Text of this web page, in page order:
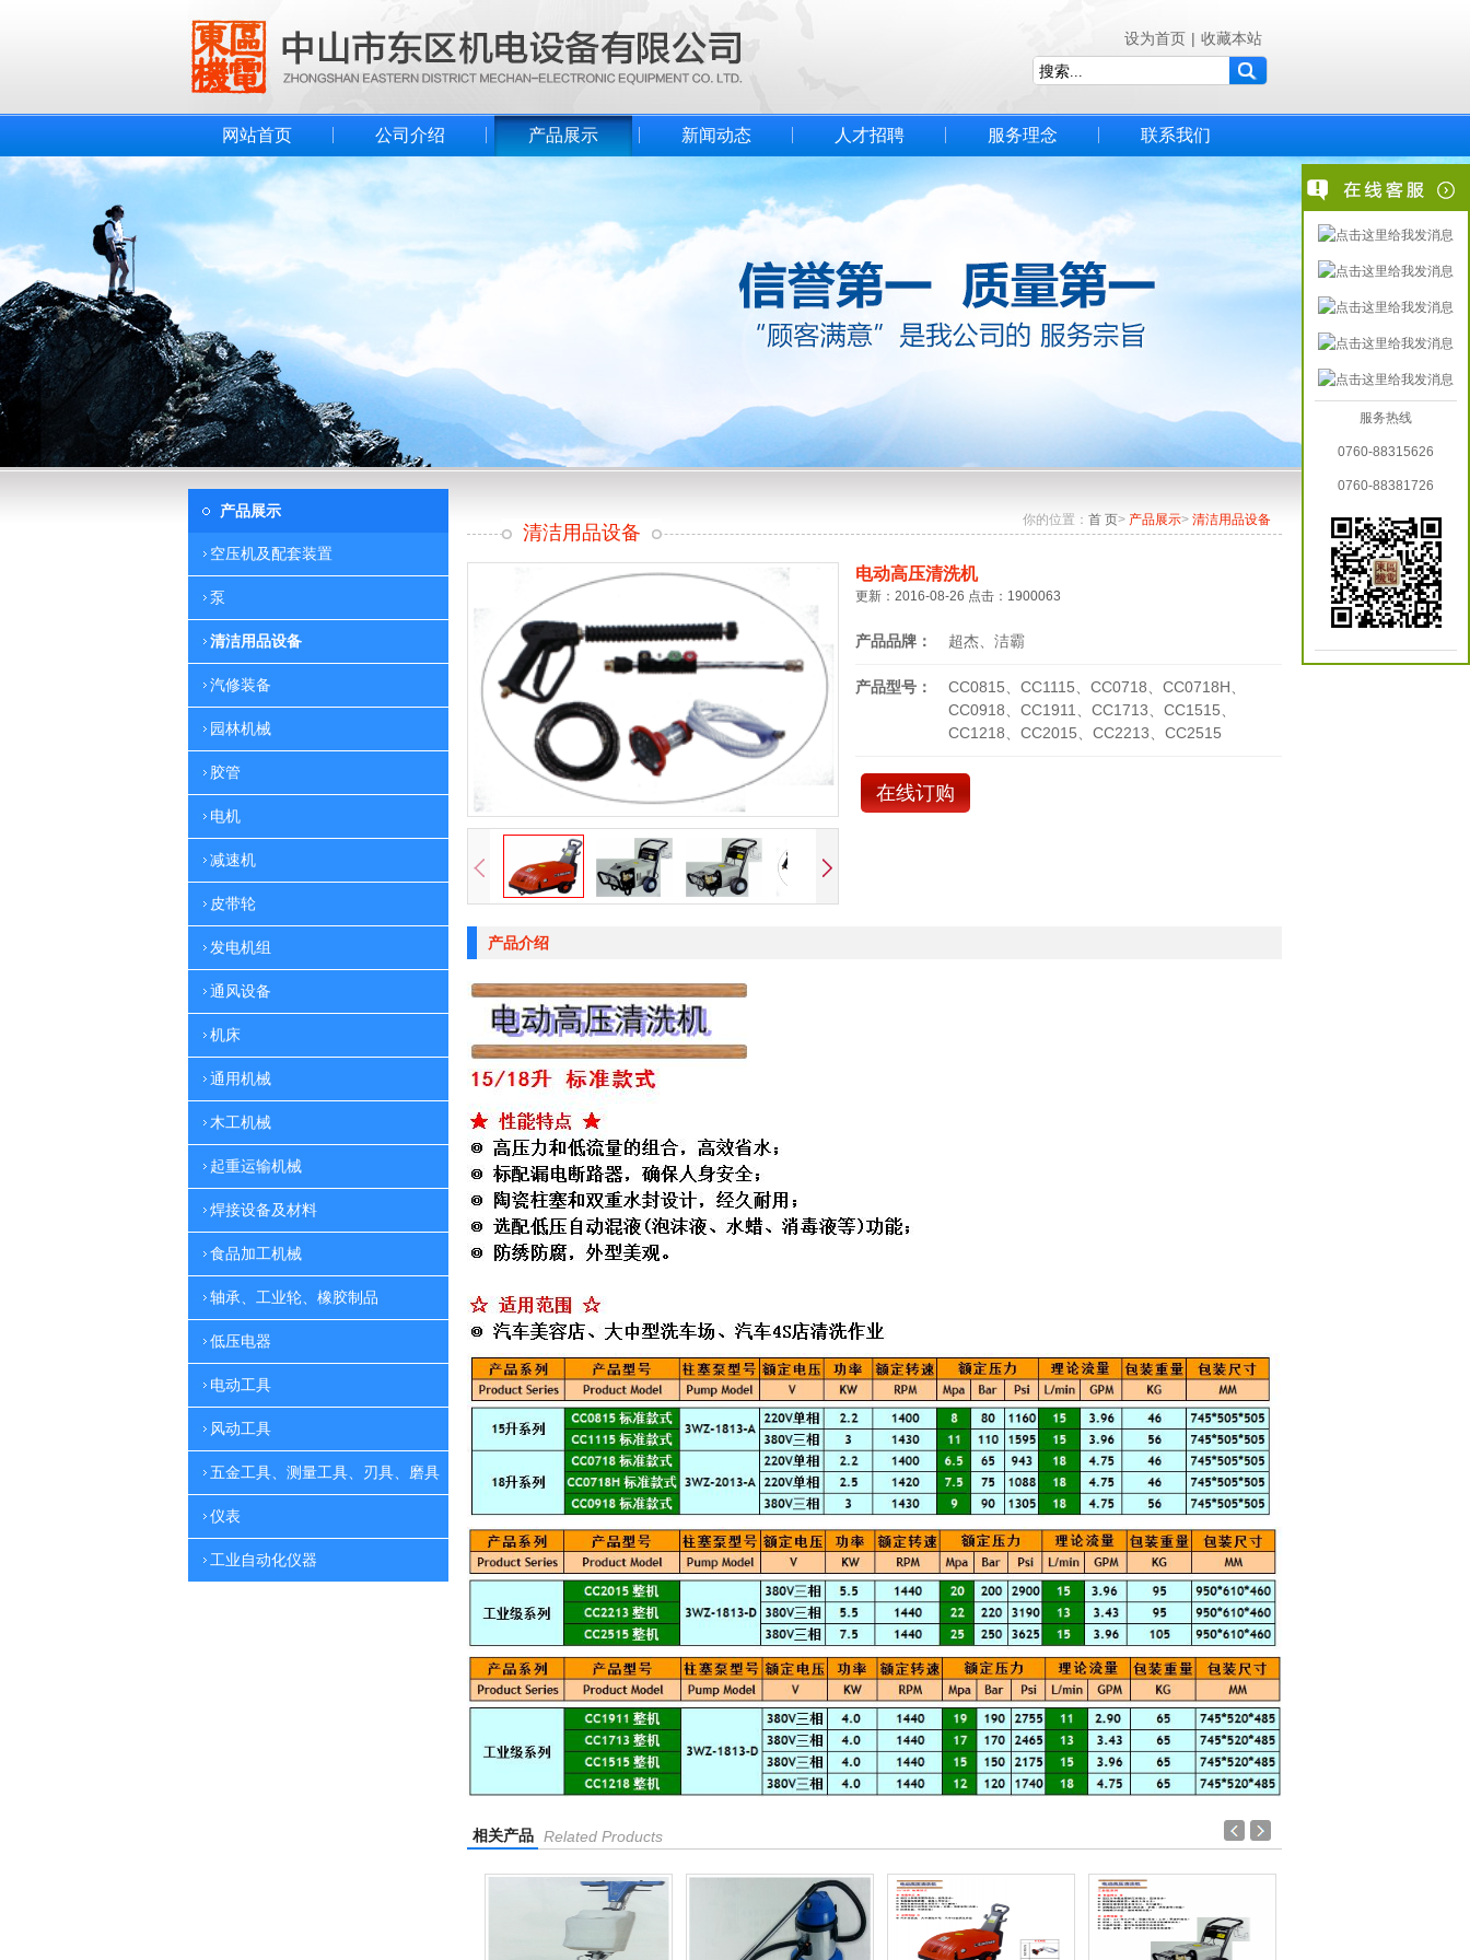
设为首页 | 收藏本站
网站首页 公司介绍 产品展示 新闻动态 人才招聘 服务理念 联系我们
产品展示
空压机及配套装置
泵
清洁用品设备
汽修装备
园林机械
胶管
电机
减速机
皮带轮
发电机组
通风设备
机床
通用机械
木工机械
起重运输机械
焊接设备及材料
食品加工机械
轴承、工业轮、橡胶制品
低压电器
电动工具
风动工具
五金工具、测量工具、刃具、磨具
仪表
工业自动化仪器
你的位置： 首 页> 产品展示> 清洁用品设备
清洁用品设备
电动高压清洗机
更新：2016-08-26 点击：1900063
产品品牌： 超杰、洁霸
产品型号：
CC0815、CC1115、CC0718、CC0718H、
CC0918、CC1911、CC1713、CC1515、
CC1218、CC2015、CC2213、CC2515
在线订购
产品介绍
相关产品 Related Products
服务热线
0760-88315626
0760-88381726